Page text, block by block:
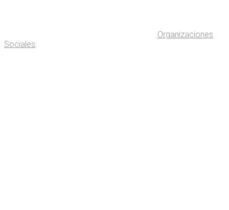
Organizaciones
Sociales